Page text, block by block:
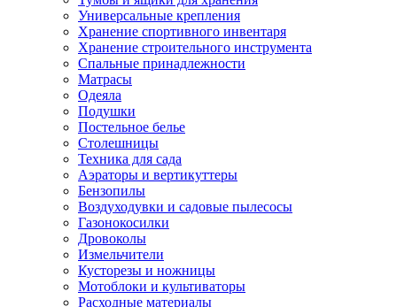
Универсальные крепления
Хранение спортивного инвентаря
Хранение строительного инструмента
Спальные принадлежности
Матрасы
Одеяла
Подушки
Постельное белье
Столешницы
Техника для сада
Аэраторы и вертикуттеры
Бензопилы
Воздуходувки и садовые пылесосы
Газонокосилки
Дровоколы
Измельчители
Кусторезы и ножницы
Мотоблоки и культиваторы
Расходные материалы